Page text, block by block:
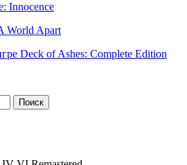
Innocence
World Apart
Deck of Ashes: Complete Edition